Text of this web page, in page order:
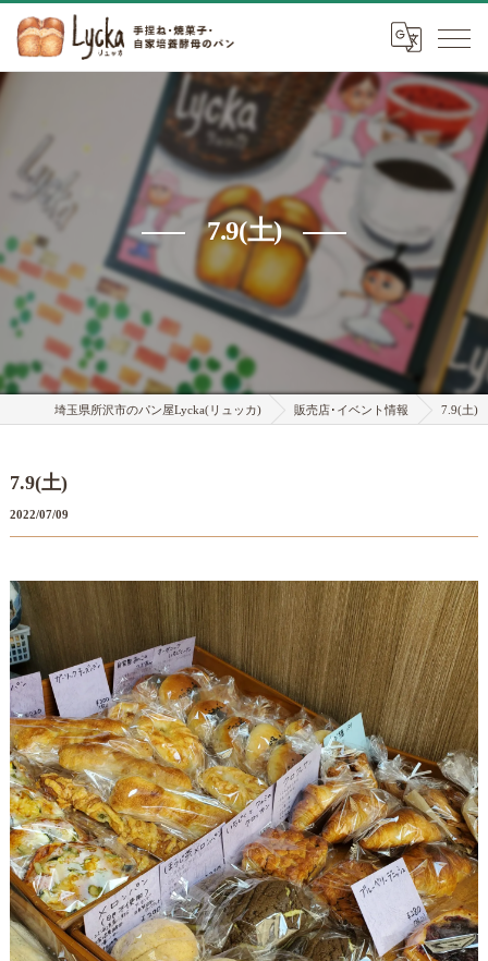
7.9(土)
埼玉県所沢市のパン屋Lycka(リュッカ) 販売店･イベント情報 7.9(土)
7.9(土)
2022/07/09